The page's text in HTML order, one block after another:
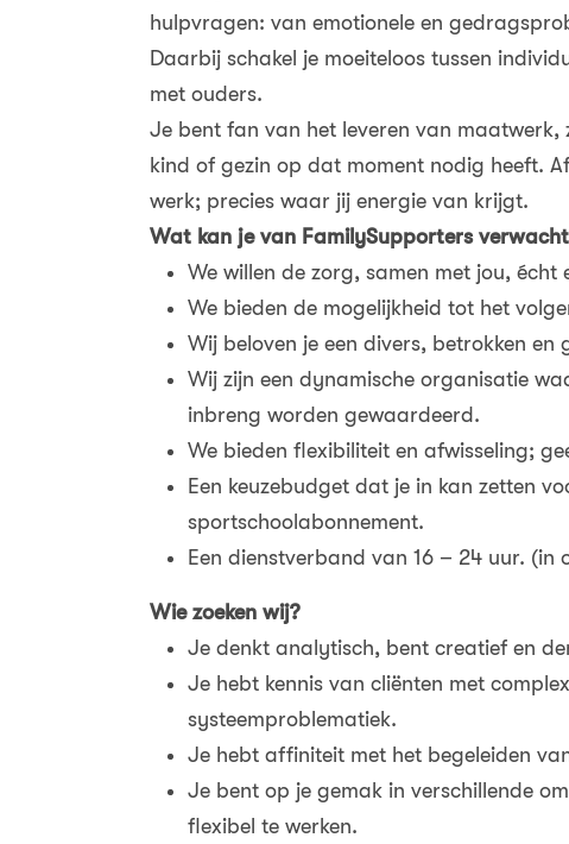
hulpvragen: van emotionele en
Daarbij schakel je moeiteloos tussen
met ouders.
Je bent fan van het leveren van
kind of gezin op dat moment nodig heeft.
werk; precies waar jij energie van krijgt.
Wat kan je van FamilySupporters
We willen de zorg, samen met jou, écht
We bieden de mogelijkheid tot het
Wij beloven je een divers, betrokken
Wij zijn een dynamische organisatie
inbreng worden gewaardeerd.
We bieden flexibiliteit en afwisseling;
Een keuzebudget dat je in kan zetten
sportschoolabonnement.
Een dienstverband van 16 – 24 uur. (in
Wie zoeken wij?
Je denkt analytisch, bent creatief en
Je hebt kennis van cliënten met
systeemproblematiek.
Je hebt affiniteit met het begeleiden
Je bent op je gemak in verschillende
flexibel te werken.